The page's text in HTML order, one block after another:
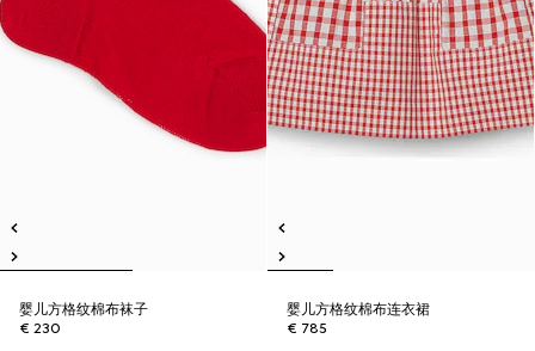
婴儿方格纹棉布袜子
€ 230
婴儿方格纹棉布连衣裙
€ 785